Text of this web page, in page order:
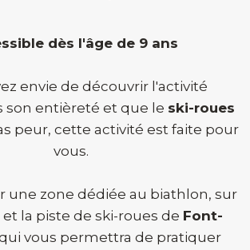
dès l'âge de 9 ans
envie de découvrir l'activité
son entièreté et que le ski-roues
peur, cette activité est faite pour
vous.
une zone dédiée au biathlon, sur
et la piste de ski-roues de Font-
vous permettra de pratiquer